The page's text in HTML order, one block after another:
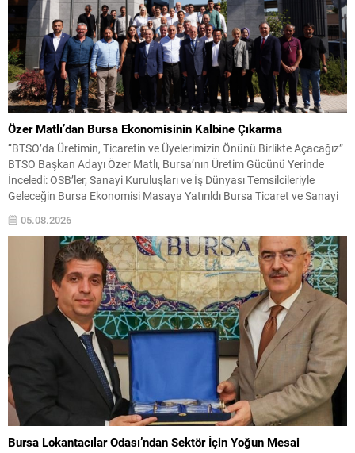
Özer Matlı’dan Bursa Ekonomisinin Kalbine Çıkarma
“BTSO’da Üretimin, Ticaretin ve Üyelerimizin Önünü Birlikte Açacağız”
BTSO Başkan Adayı Özer Matlı, Bursa’nın Üretim Gücünü Yerinde
İnceledi: OSB’ler, Sanayi Kuruluşları ve İş Dünyası Temsilcileriyle
Geleceğin Bursa Ekonomisi Masaya Yatırıldı Bursa Ticaret ve Sanayi
damarlarını oluşturan önemli sanayi bölgeleri ve iş...
05.08.2026
Bursa Lokantacılar Odası’ndan Sektör İçin Yoğun Mesai